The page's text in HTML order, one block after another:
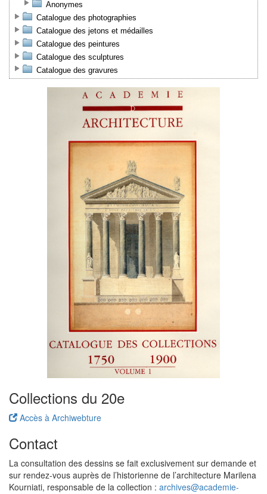
Anonymes
Catalogue des photographies
Catalogue des jetons et médailles
Catalogue des peintures
Catalogue des sculptures
Catalogue des gravures
Collections du 20e
Accès à Archiwebture
Contact
La consultation des dessins se fait exclusivement sur demande et
sur rendez-vous auprès de l’historienne de l’architecture Marilena
Kourniati, responsable de la collection : archives@academie-